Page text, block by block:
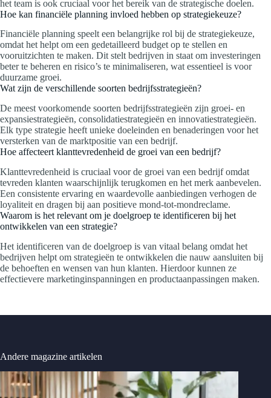
het team is ook cruciaal voor het bereik van de strategische doelen.
Hoe kan financiële planning invloed hebben op strategiekeuze?
Financiële planning speelt een belangrijke rol bij de strategiekeuze,
omdat het helpt om een gedetailleerd budget op te stellen en
vooruitzichten te maken. Dit stelt bedrijven in staat om investeringen
beter te beheren en risico’s te minimaliseren, wat essentieel is voor
duurzame groei.
Wat zijn de verschillende soorten bedrijfsstrategieën?
De meest voorkomende soorten bedrijfsstrategieën zijn groei- en
expansiestrategieën, consolidatiestrategieën en innovatiestrategieën.
Elk type strategie heeft unieke doeleinden en benaderingen voor het
versterken van de marktpositie van een bedrijf.
Hoe affecteert klanttevredenheid de groei van een bedrijf?
Klanttevredenheid is cruciaal voor de groei van een bedrijf omdat
tevreden klanten waarschijnlijk terugkomen en het merk aanbevelen.
Een consistente ervaring en waardevolle aanbiedingen verhogen de
loyaliteit en dragen bij aan positieve mond-tot-mondreclame.
Waarom is het relevant om je doelgroep te identificeren bij het
ontwikkelen van een strategie?
Het identificeren van de doelgroep is van vitaal belang omdat het
bedrijven helpt om strategieën te ontwikkelen die nauw aansluiten bij
de behoeften en wensen van hun klanten. Hierdoor kunnen ze
effectievere marketinginspanningen en productaanpassingen maken.
Andere magazine artikelen